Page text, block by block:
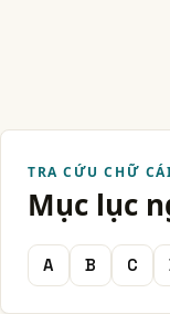
TRA CỨU CHỮ
Mục lục
A B C